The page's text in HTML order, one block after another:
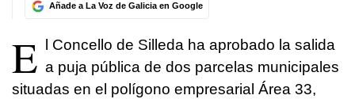
Añade a La Voz de Galicia en Google
E
l Concello de Silleda ha aprobado la salida
a puja pública de dos parcelas municipales
situadas en el polígono empresarial Área 33,